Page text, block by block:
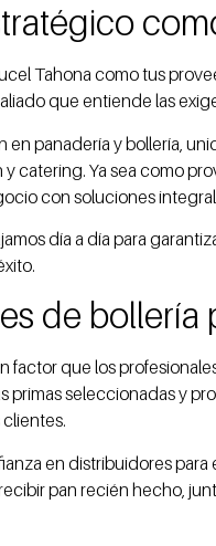
Tahona como tus
que entiende las
en panadería y bollería,
catering. Ya sea como
con soluciones
día a día para
de bollería
factor que los
primas seleccionadas y
en distribuidores
pan recién hecho,